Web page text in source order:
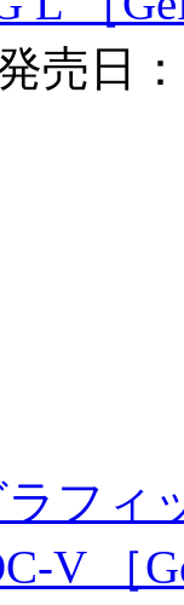
売日
フィ
V ［